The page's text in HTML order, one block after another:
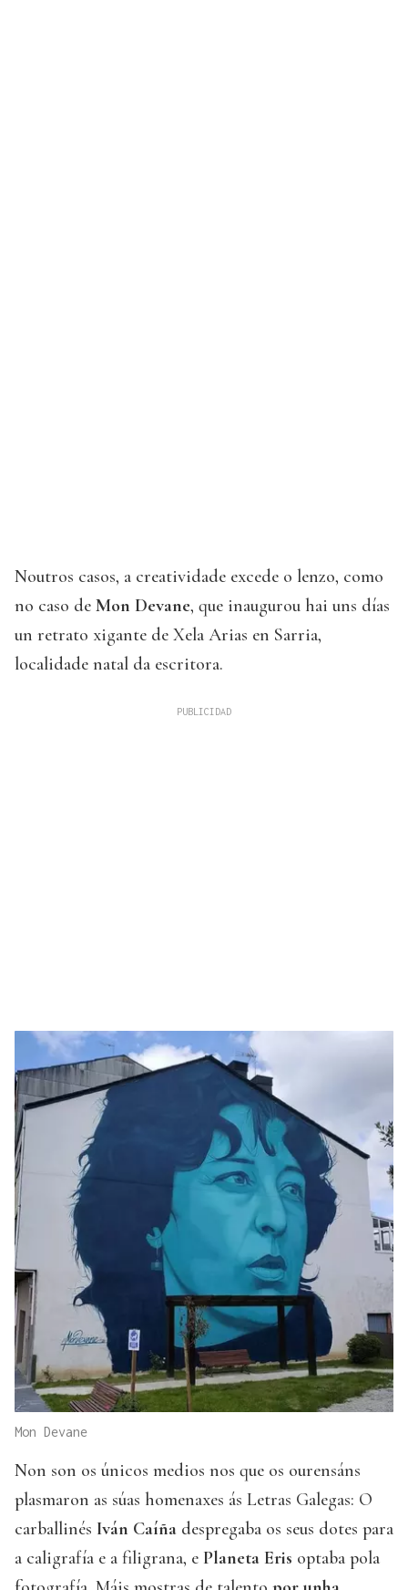
Noutros casos, a creatividade excede o lenzo, como
no caso de Mon Devane, que inaugurou hai uns días
un retrato xigante de Xela Arias en Sarria,
localidade natal da escritora.
Mon Devane
Non son os únicos medios nos que os ourensáns
plasmaron as súas homenaxes ás Letras Galegas: O
carballinés Iván Caíña despregaba os seus dotes para
a caligrafía e a filigrana, e Planeta Eris optaba pola